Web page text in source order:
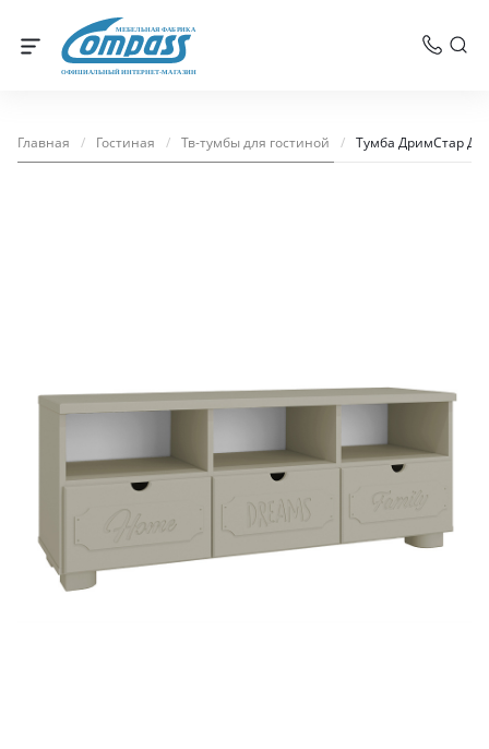
МЕБЕЛЬНАЯ ФАБРИКА
ОФИЦИАЛЬНЫЙ ИНТЕРНЕТ-МАГАЗИН
Главная / Гостиная / Тв-тумбы для гостиной / Тумба ДримСтар